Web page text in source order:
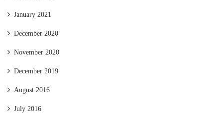
January 2021
December 2020
November 2020
December 2019
August 2016
July 2016